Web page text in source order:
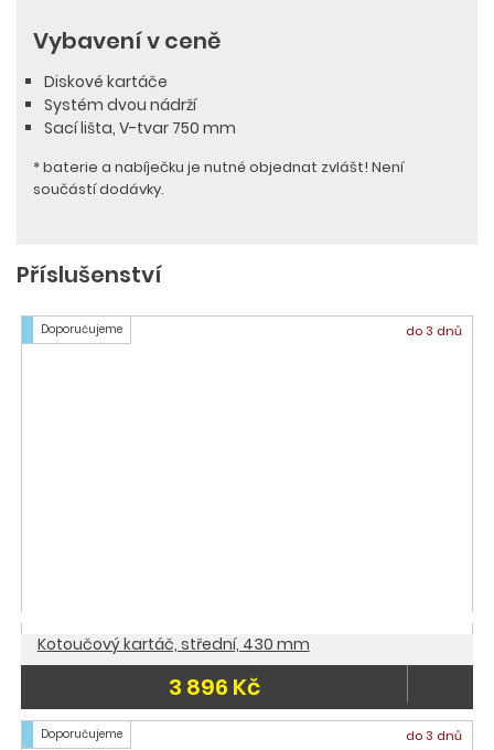
Vybavení v ceně
Diskové kartáče
Systém dvou nádrží
Sací lišta, V-tvar 750 mm
* baterie a nabíječku je nutné objednat zvlášt! Není
součástí dodávky.
Příslušenství
Doporučujeme do 3 dnů
Kotoučový kartáč, střední, 430 mm
3 896 Kč
Doporučujeme do 3 dnů